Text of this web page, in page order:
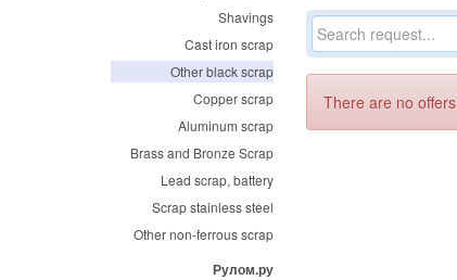
Shavings
Cast iron scrap
Other black scrap
Copper scrap
Aluminum scrap
Brass and Bronze Scrap
Lead scrap, battery
Scrap stainless steel
Other non-ferrous scrap
Рулом.ру
There are no offers